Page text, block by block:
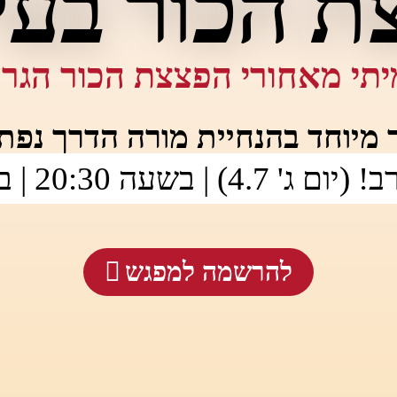
מאחורי הפצצת הכור
בהנחיית מורה הדרך
ג' 4.7) | בשעה 20:30 | בזום
להרשמה למפגש